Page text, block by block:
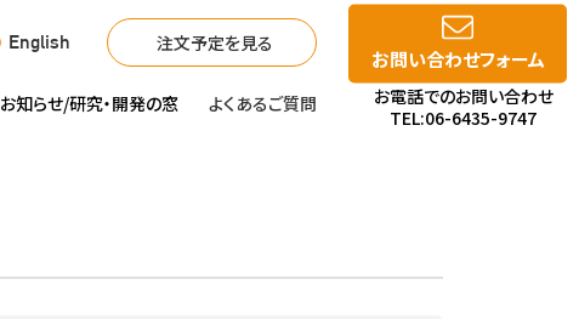
English 注文予定を見る
お知らせ/研究・開発の窓 よくあるご質問
お問い合わせフォーム
お電話でのお問い合わせ
TEL:06-6435-9747